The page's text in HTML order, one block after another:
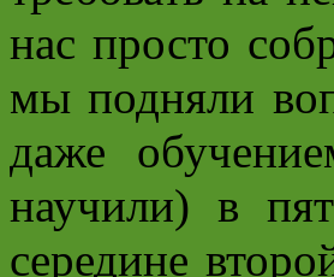
нас просто
мы подняли
даже
научили) в
середине